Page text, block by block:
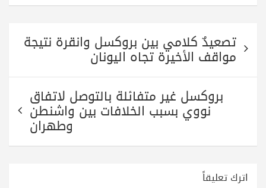
تصفّح
المقالات
تصعيدٌ كلامي بين بروكسل وانقرة نتيجة
مواقف الأخيرة تجاه اليونان
بروكسل غير متفائلة بالتوصل لاتفاق
نووي بسبب الخلافات بين واشنطن
وطهران
اترك تعليقاً